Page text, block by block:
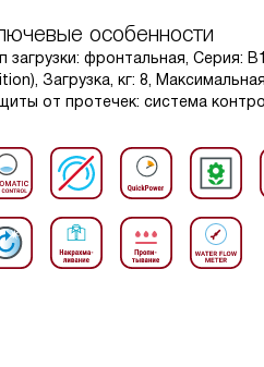
особенности
загрузки: фронтальная, Серия:
Загрузка, кг: 8,
от протечек: система